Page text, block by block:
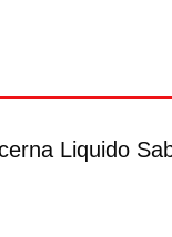
Liquido